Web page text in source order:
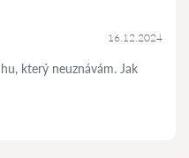
16.12.2024
který neuznávám. Jak